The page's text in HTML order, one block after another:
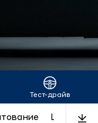
Тест-драйв
LUXE